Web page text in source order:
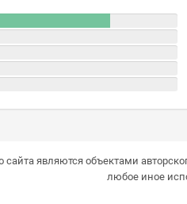
сайта являются объектами
любое иное